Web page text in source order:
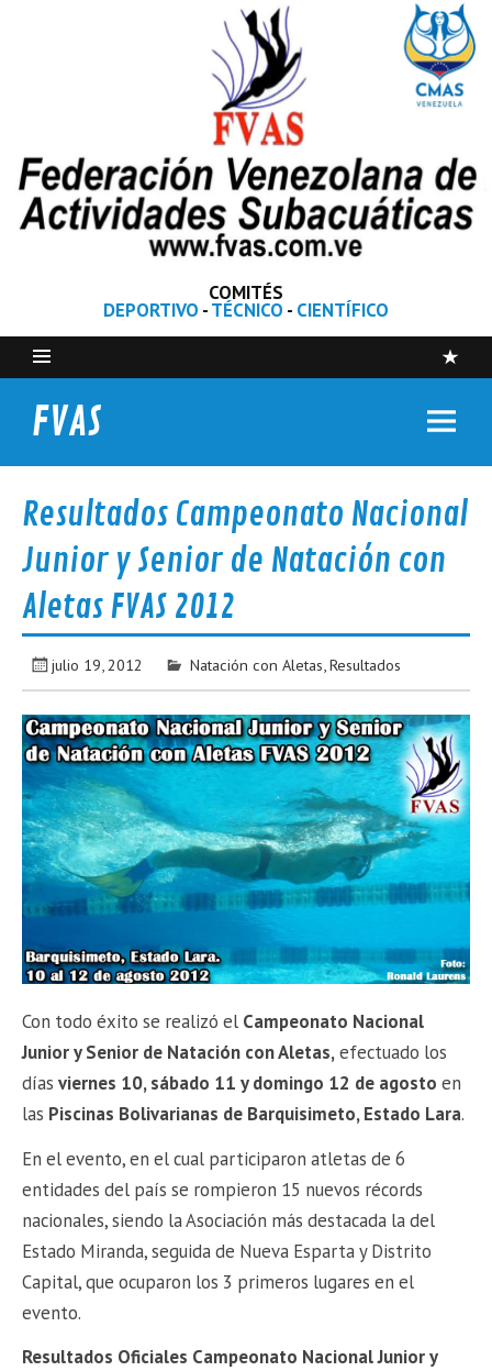
COMITÉS
DEPORTIVO -TÉCNICO - CIENTÍFICO
FVAS
Resultados Campeonato Nacional
Junior y Senior de Natación con
Aletas FVAS 2012
julio 19, 2012 Natación con Aletas Resultados
Con todo éxito se realizó el Campeonato Nacional
Junior y Senior de Natación con Aletas,efectuado los
díasviernes 10, sábado 11 y domingo 12 de agosto en
las Piscinas Bolivarianas de Barquisimeto, Estado Lara.
En el evento, en el cual participaron atletas de 6
entidades del país se rompieron 15 nuevos récords
nacionales, siendo la Asociación más destacada la del
Estado Miranda, seguida de Nueva Esparta y Distrito
Capital, que ocuparon los 3 primeros lugares en el
evento.
Resultados Oficiales Campeonato Nacional Junior y